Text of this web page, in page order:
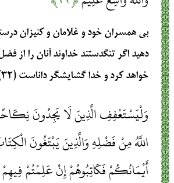
بى‏ همسران خود و غلامان و كنيزان
دهيد اگر تنگدستند خداوند آنان را از
خواهد كرد و خدا گشايشگر داناست (۳۲)
وَلْيَسْتَعْفِفِ الَّذِينَ لَا يَجِدُونَ
اللَّهُ مِنْ فَضْلِهِ وَالَّذِينَ يَبْتَغُونَ
أَيْمَانُكُمْ فَكَاتِبُوهُمْ إِنْ عَلِمْتُمْ